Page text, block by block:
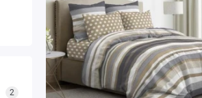
2